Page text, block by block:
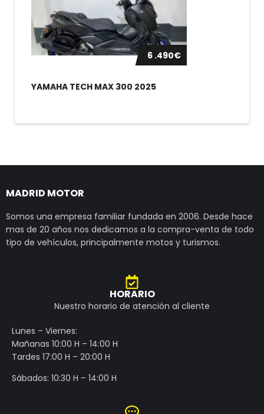
6 .490€
YAMAHA TECH MAX 300 2025
MADRID MOTOR
Somos una empresa familiar fundada en 2006. Desde hace
mas de 20 años nos dedicamos a la compra-venta de todo
tipo de vehículos, principalmente motos y turismos.
HORARIO
Nuestro horario de atención al cliente
Lunes – Viernes:
Mañanas 10:00 H – 14:00 H
Tardes 17:00 H – 20:00 H
Sábados: 10:30 H – 14:00 H